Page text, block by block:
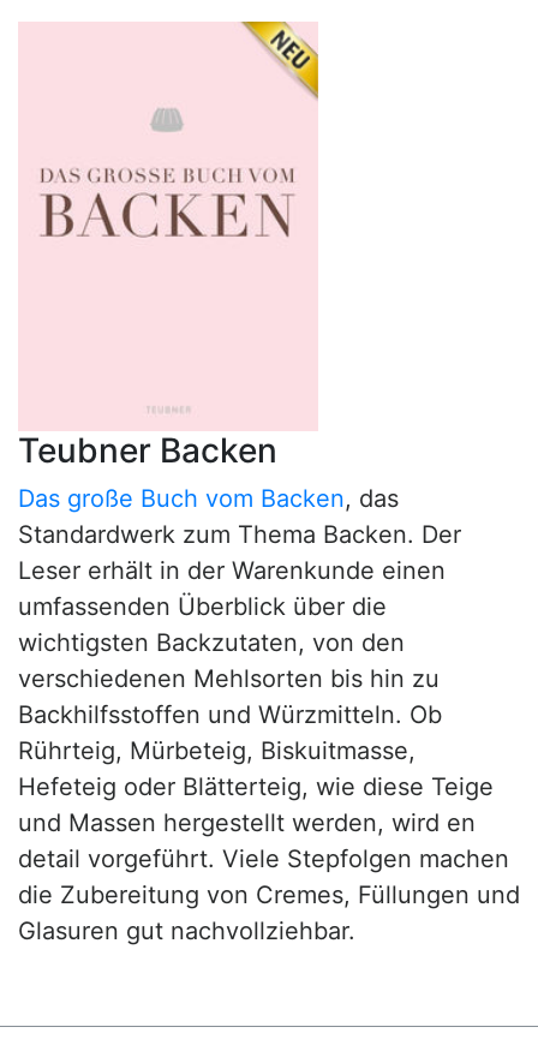
Teubner Backen
Das große Buch vom Backen, das
Standardwerk zum Thema Backen. Der
Leser erhält in der Warenkunde einen
umfassenden Überblick über die
wichtigsten Backzutaten, von den
verschiedenen Mehlsorten bis hin zu
Backhilfsstoffen und Würzmitteln. Ob
Rührteig, Mürbeteig, Biskuitmasse,
Hefeteig oder Blätterteig, wie diese Teige
und Massen hergestellt werden, wird en
detail vorgeführt. Viele Stepfolgen machen
die Zubereitung von Cremes, Füllungen und
Glasuren gut nachvollziehbar.